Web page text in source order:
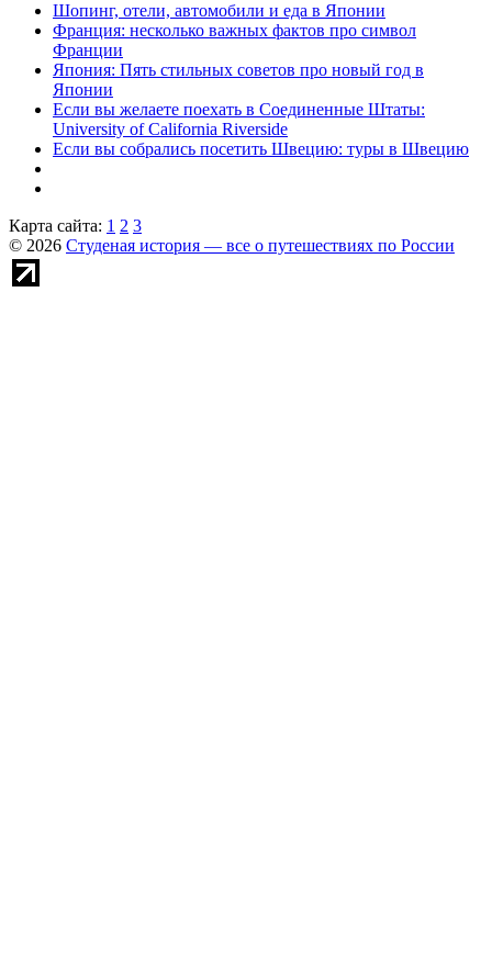
Шопинг, отели, автомобили и еда в Японии
Франция: несколько важных фактов про символ
Франции
Япония: Пять стильных советов про новый год в
Японии
Если вы желаете поехать в Соединенные Штаты:
University of California Riverside
Если вы собрались посетить Швецию: туры в Швецию
Карта сайта: 1 2 3
© 2026 Студеная история — все о путешествиях по России